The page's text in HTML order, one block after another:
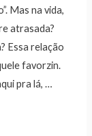
Mas na vida,
atrasada?
Essa relação
favorzin.
pra lá, …